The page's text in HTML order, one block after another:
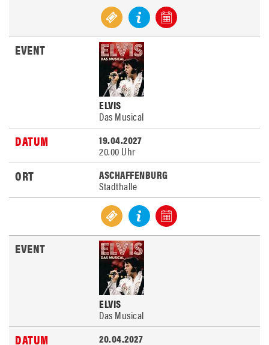
ELVIS
Das Musical
19.04.2027
20.00 Uhr
ASCHAFFENBURG
Stadthalle
ELVIS
Das Musical
20.04.2027